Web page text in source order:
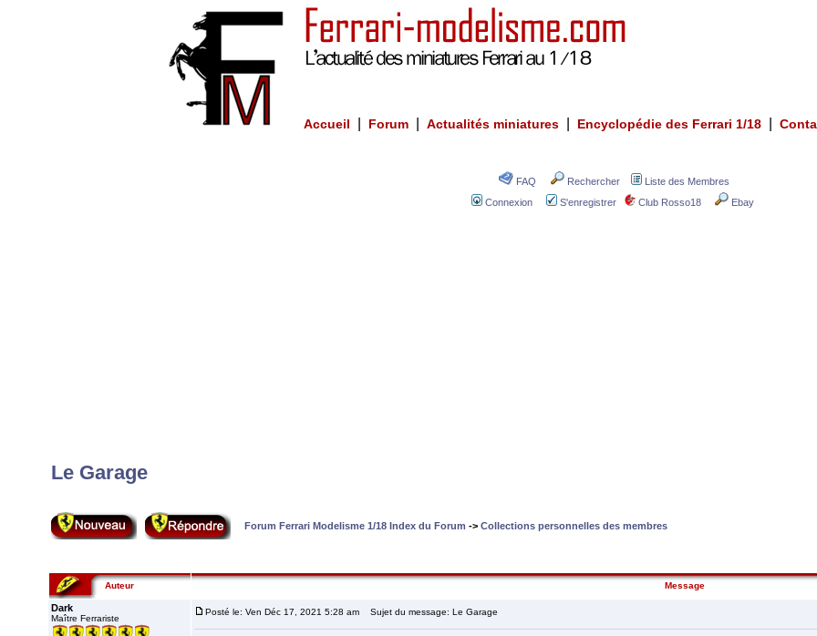
Accueil Forum Actualités miniatures Encyclopédie des Ferrari 1/18
FAQ Rechercher
Liste des Membres
Connexion
S'enregistrer Club Rosso18 Ebay
Le Garage
Forum Ferrari Modelisme 1/18 Index du Forum -> Collections personnelles des membres
Auteur Message
Dark
Maître Ferrariste
Posté le: Ven Déc 17, 2021 5:28 am Sujet du message: Le Garage